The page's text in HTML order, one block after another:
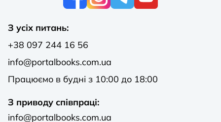
З усіх питань:
+38 097 244 16 56
info@portalbooks.com.ua
Працюємо в будні з 10:00 до 18:00
З приводу співпраці:
info@portalbooks.com.ua